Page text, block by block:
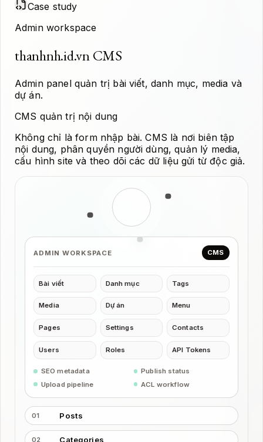
Case study
Admin workspace
thanhnh.id.vn CMS
Admin panel quản trị bài viết, danh mục, media và
dự án.
CMS quản trị nội dung
Không chỉ là form nhập bài. CMS là nơi biên tập
nội dung, phân quyền người dùng, quản lý media,
cấu hình site và theo dõi các dữ liệu gửi từ độc giả.
ADMIN WORKSPACE CMS
Bài viết Danh mục Tags
Media Dự án Menu
Pages Settings Contacts
Users Roles API Tokens
SEO metadata
Publish status
Upload pipeline
ACL workflow
01 Posts
02 Categories